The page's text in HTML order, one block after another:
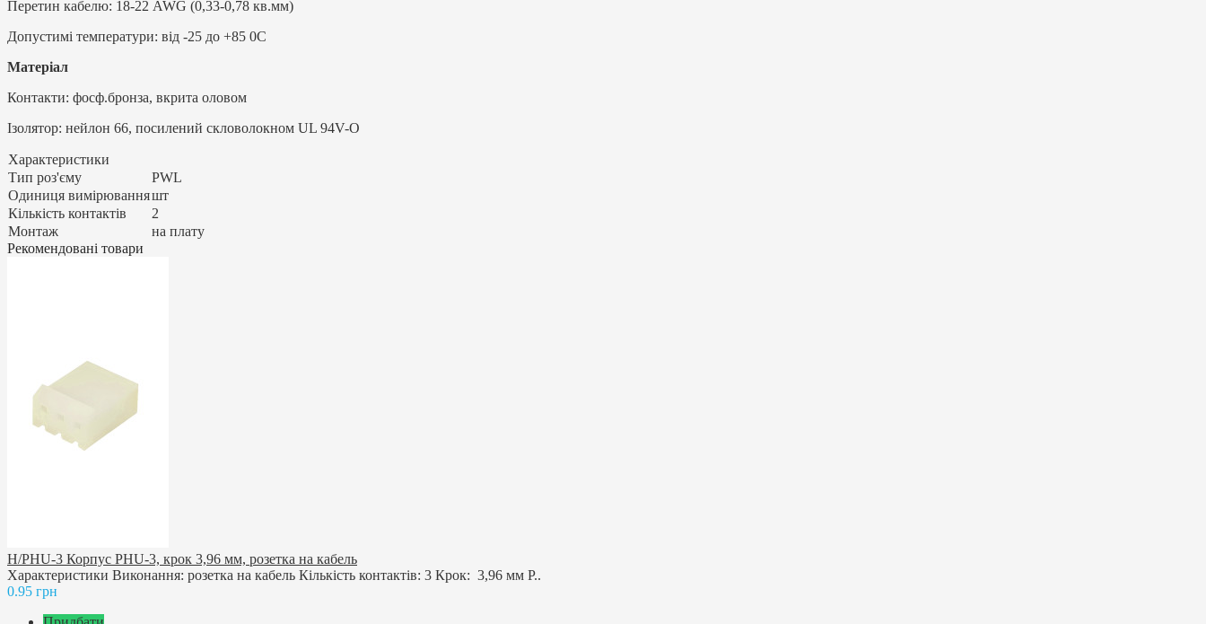
Перетин кабелю: 18-22 AWG (0,33-0,78 кв.мм)
Допустимі температури: від -25 до +85 0C
Матеріал
Контакти: фосф.бронза, вкрита оловом
Ізолятор: нейлон 66, посилений скловолокном UL 94V-O
Характеристики
Тип роз'єму
PWL
Одиниця вимірюванняшт
Кількість контактів
2
Монтаж
на плату
Рекомендовані товари
H/PHU-3 Корпус PHU-3, крок 3,96 мм, розетка на кабель
Характеристики Виконання: розетка на кабель Кількість контактів: 3 Крок: 3,96 мм Р..
0.95 грн